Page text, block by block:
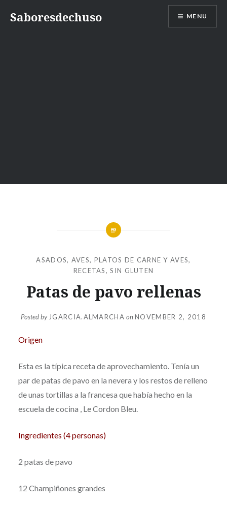
Saboresdechuso MENU
ASADOS, AVES, PLATOS DE CARNE Y AVES,
RECETAS,SIN GLUTEN
Patas de pavo rellenas
Posted by JGARCIA.ALMARCHA onNOVEMBER 2, 2018
Origen
Esta es la típica receta de aprovechamiento. Tenía un
par de patas de pavo en la nevera y los restos de relleno
de unas tortillas a la francesa que había hecho en la
escuela de cocina , Le Cordon Bleu.
Ingredientes (4 personas)
2 patas de pavo
12 Champiñones grandes